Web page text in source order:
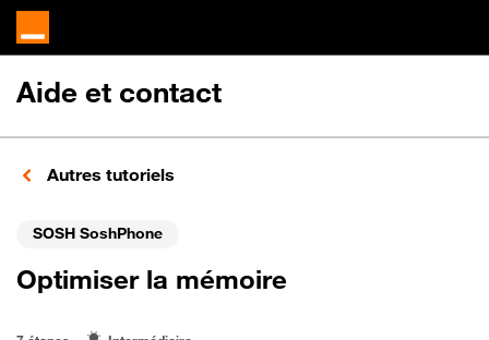
Aide et contact
Autres tutoriels
SOSH SoshPhone
Optimiser la mémoire